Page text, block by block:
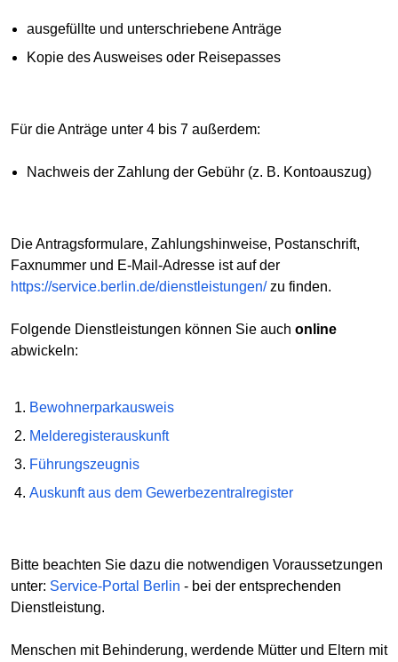
ausgefüllte und unterschriebene Anträge
Kopie des Ausweises oder Reisepasses
Für die Anträge unter 4 bis 7 außerdem:
Nachweis der Zahlung der Gebühr (z. B. Kontoauszug)
Die Antragsformulare, Zahlungshinweise, Postanschrift,
Faxnummer und E-Mail-Adresse ist auf der
https://service.berlin.de/dienstleistungen/zu finden.
Folgende Dienstleistungen können Sie auch online
abwickeln:
Bewohnerparkausweis
Melderegisterauskunft
Führungszeugnis
Auskunft aus dem Gewerbezentralregister
Bitte beachten Sie dazu die notwendigen Voraussetzungen
unter: Service-Portal Berlin - bei der entsprechenden
Dienstleistung.
Menschen mit Behinderung, werdende Mütter und Eltern mit